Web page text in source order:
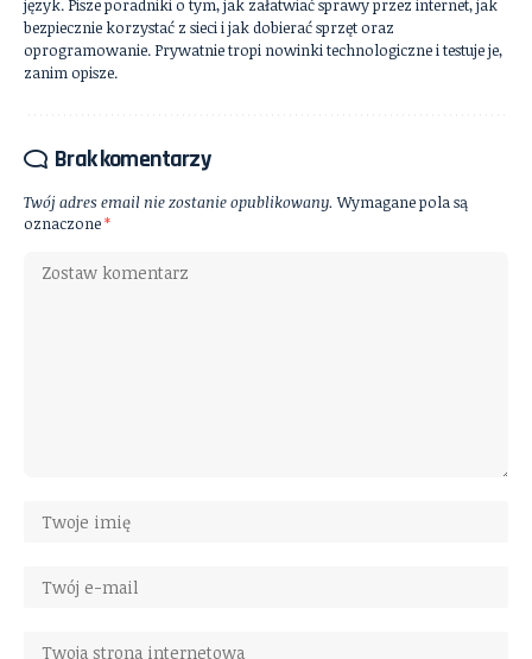
język. Pisze poradniki o tym, jak załatwiać sprawy przez internet, jak
bezpiecznie korzystać z sieci i jak dobierać sprzęt oraz
oprogramowanie. Prywatnie tropi nowinki technologiczne i testuje je,
zanim opisze.
Brak komentarzy
Twój adres email nie zostanie opublikowany. Wymagane pola są
oznaczone*